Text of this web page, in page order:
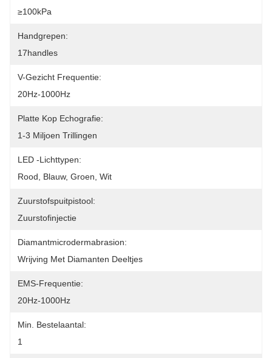
≥100kPa
Handgrepen:
17handles
V-Gezicht Frequentie:
20Hz-1000Hz
Platte Kop Echografie:
1-3 Miljoen Trillingen
LED -lichttypen:
Rood, Blauw, Groen, Wit
Zuurstofspuitpistool:
Zuurstofinjectie
Diamantmicrodermabrasion:
Wrijving Met Diamanten Deeltjes
EMS-Frequentie:
20Hz-1000Hz
Min. Bestelaantal:
1